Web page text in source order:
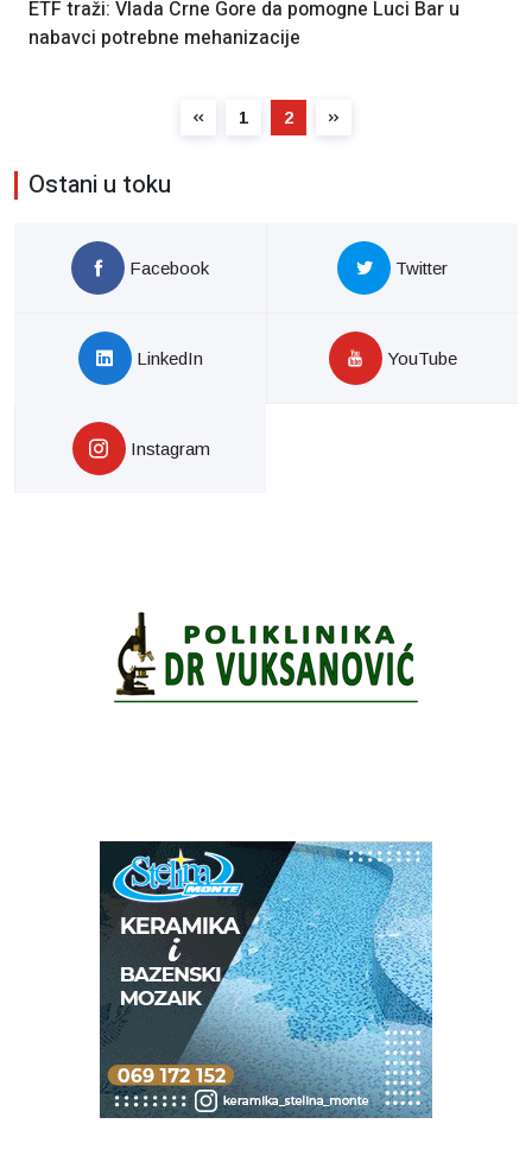
ETF traži: Vlada Crne Gore da pomogne Luci Bar u
nabavci potrebne mehanizacije
1 2
Ostani u toku
Facebook Twitter
LinkedIn YouTube
Instagram